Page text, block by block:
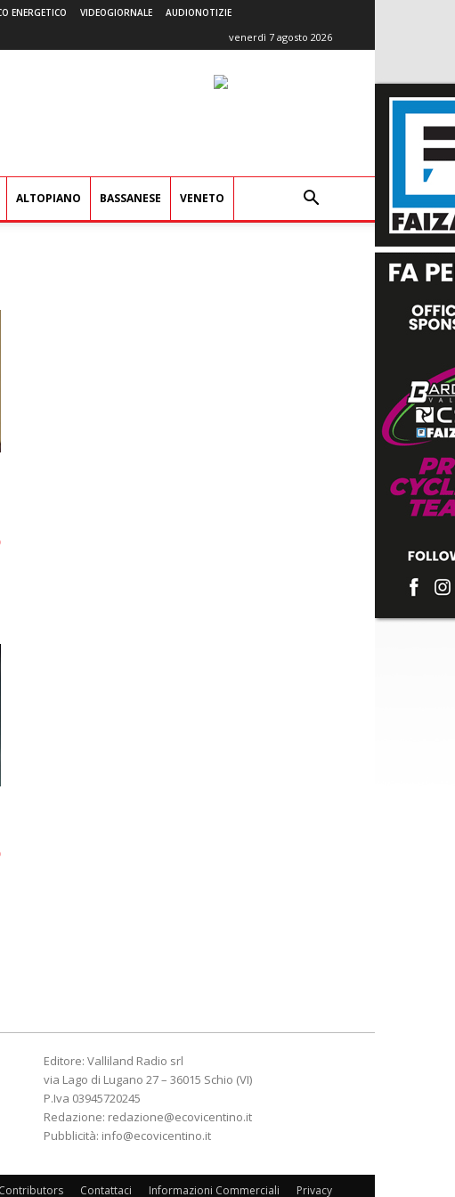
ENERGETICO VIDEOGIORNALE AUDIONOTIZIE
venerdì 7 agosto 2026
ALTOPIANO BASSANESE VENETO
Editore: Valliland Radio srl
via Lago di Lugano 27 – 36015 Schio (VI)
P.Iva 03945720245
Redazione: redazione@ecovicentino.it
Pubblicità: info@ecovicentino.it
Contributors Contattaci Informazioni Commerciali Privacy